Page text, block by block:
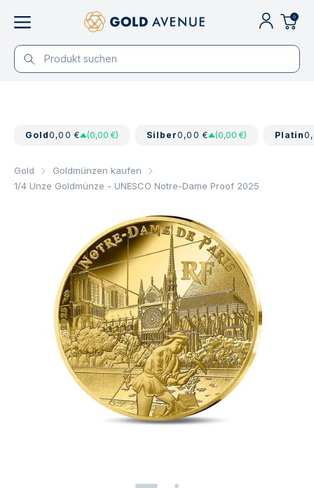
0
Gold0,00 € (0,00 €) Silber0,00 € (0,00 €) Platin
Gold
Goldmünzen kaufen
1/4 Unze Goldmünze - UNESCO Notre-Dame Proof 2025